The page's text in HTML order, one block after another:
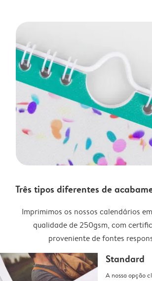
Três tipos diferentes de
Imprimimos os nossos calendários
qualidade de 250gsm, com
proveniente de fontes
Standard
A nossa opção